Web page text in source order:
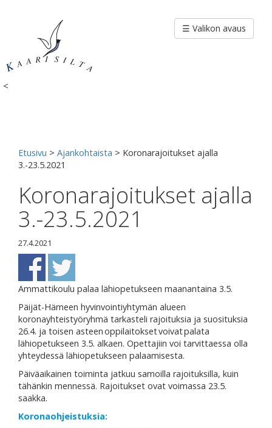
<
☰ Valikon avaus
Etusivu > Ajankohtaista > Koronarajoitukset ajalla
3.-23.5.2021
Koronarajoitukset ajalla
3.-23.5.2021
27.4.2021
Ammattikoulu palaa lähiopetukseen maanantaina 3.5.
Päijät-Hämeen hyvinvointiyhtymän alueen
koronayhteistyöryhmä tarkasteli rajoituksia ja suosituksia
26.4. ja toisen asteen oppilaitokset voivat palata
lähiopetukseen 3.5. alkaen. Opettajiin voi tarvittaessa olla
yhteydessä lähiopetukseen palaamisesta.
Päiväaikainen toiminta jatkuu samoilla rajoituksilla, kuin
tähänkin mennessä. Rajoitukset ovat voimassa 23.5.
saakka.
Koronaohjeistuksia: